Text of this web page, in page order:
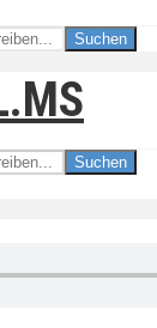
Suchen
Suchen